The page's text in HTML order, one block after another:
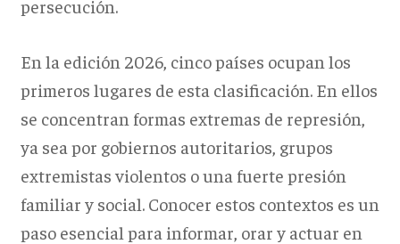
persecución.
En la edición 2026, cinco países ocupan los
primeros lugares de esta clasificación. En ellos
se concentran formas extremas de represión,
ya sea por gobiernos autoritarios, grupos
extremistas violentos o una fuerte presión
familiar y social. Conocer estos contextos es un
paso esencial para informar, orar y actuar en